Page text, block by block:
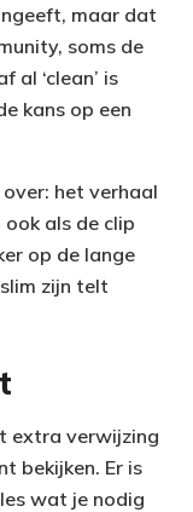
maar dat
soms de
al ‘clean’ is
kans op een
het verhaal
als de clip
op de lange
zijn telt
extra verwijzing
bekijken. Er is
wat je nodig